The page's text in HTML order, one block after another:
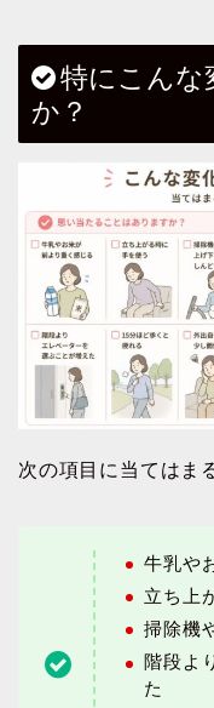
特にこんな
か？
次の項目に当てはま
牛乳や
立ち上
掃除機
階段よ
た